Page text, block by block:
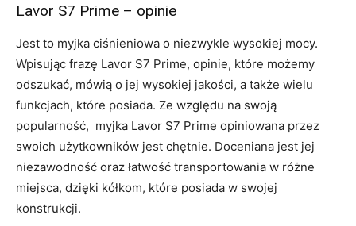
Lavor S7 Prime – opinie
Jest to myjka ciśnieniowa o niezwykle wysokiej mocy.
Wpisując frazę Lavor S7 Prime, opinie, które możemy
odszukać, mówią o jej wysokiej jakości, a także wielu
funkcjach, które posiada. Ze względu na swoją
popularność, myjka Lavor S7 Prime opiniowana przez
swoich użytkowników jest chętnie. Doceniana jest jej
niezawodność oraz łatwość transportowania w różne
miejsca, dzięki kółkom, które posiada w swojej
konstrukcji.